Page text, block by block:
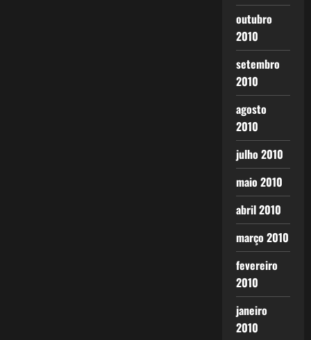
outubro
2010
setembro
2010
agosto
2010
julho 2010
maio 2010
abril 2010
março 2010
fevereiro
2010
janeiro
2010